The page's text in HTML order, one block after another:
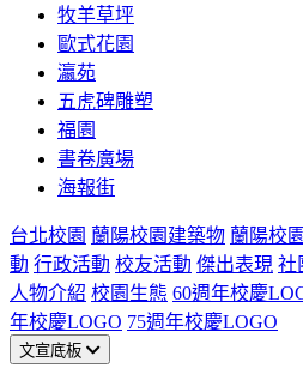
牧羊草坪
歐式花園
瀛苑
五虎碑雕塑
福園
書卷廣場
海報街
台北校園 蘭陽校園建築物 蘭陽校
動 行政活動 校友活動 傑出表現 社
人物介紹 校園生態 60週年校慶
年校慶LOGO 75週年校慶LOGO
文宣底板